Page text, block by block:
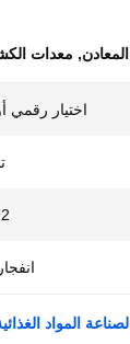
, معدات
اختيار رقمي
12